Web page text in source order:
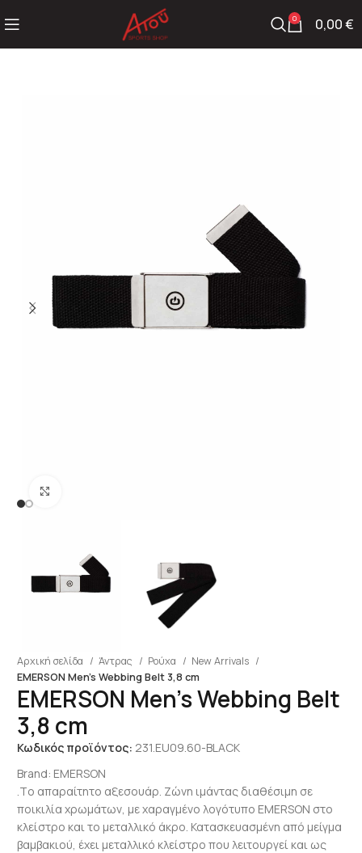
0 0,00€
Αρχική σελίδα Άντρας Ρούχα
New Arrivals
EMERSON Men’s Webbing Belt 3,8 cm
EMERSON Men’s Webbing Belt
3,8 cm
Κωδικός προϊόντος: 231.EU09.60-BLACK
Brand: EMERSON
.Tο απαραίτητο αξεσουάρ. Ζώνη ιμάντας διαθέσιμη σε
ποικιλία χρωμάτων, με χαραγμένο λογότυπο EMERSON στο
κλείστρο και το μεταλλικό άκρο. Κατασκευασμένη από μείγμα
βαμβακιού, έχει μεταλλικό κλείστρο που λειτουργεί και ως